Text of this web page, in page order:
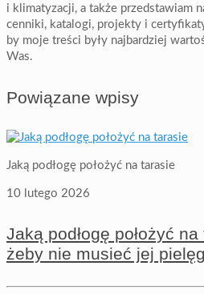
i klimatyzacji, a także przedstawiam
cenniki, katalogi, projekty i
by moje treści były najbardziej
Was.
Powiązane wpisy
Jaką podłogę położyć na tarasie
10 lutego 2026
Jaką podłogę położyć
żeby nie musieć jej